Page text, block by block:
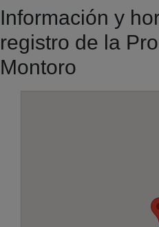
Información y
registro de la
Montoro